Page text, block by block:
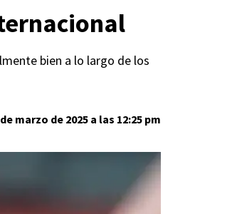
bien a lo largo de los
marzo de 2025 a las 12:25 pm